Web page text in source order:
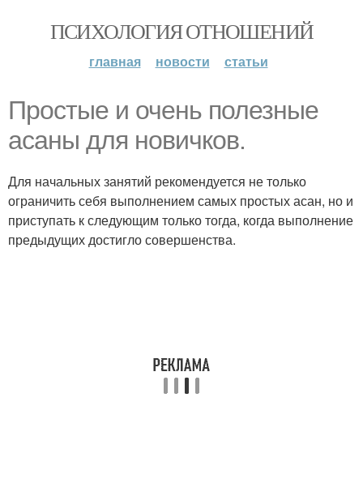
ПСИХОЛОГИЯ ОТНОШЕНИЙ
главная новости статьи
Простые и очень полезные
асаны для новичков.
Для начальных занятий рекомендуется не только
ограничить себя выполнением самых простых асан, но и
приступать к следующим только тогда, когда выполнение
предыдущих достигло совершенства.